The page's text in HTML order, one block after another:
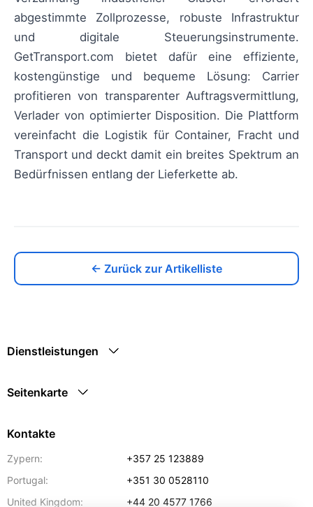
abgestimmte Zollprozesse, robuste Infrastruktur
und digitale Steuerungsinstrumente.
GetTransport.com bietet dafür eine effiziente,
kostengünstige und bequeme Lösung: Carrier
profitieren von transparenter Auftragsvermittlung,
Verlader von optimierter Disposition. Die Plattform
vereinfacht die Logistik für Container, Fracht und
Transport und deckt damit ein breites Spektrum an
Bedürfnissen entlang der Lieferkette ab.
← Zurück zur Artikelliste
Dienstleistungen
Seitenkarte
Kontakte
Zypern:
+357 25 123889
Portugal:
+351 30 0528110
United Kingdom:
+44 20 4577 1766